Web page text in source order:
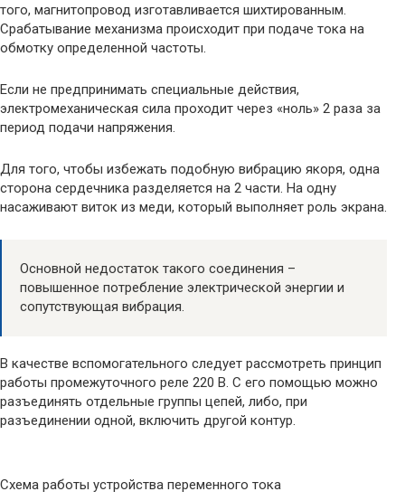
того, магнитопровод изготавливается шихтированным.
Срабатывание механизма происходит при подаче тока на
обмотку определенной частоты.
Если не предпринимать специальные действия,
электромеханическая сила проходит через «ноль» 2 раза за
период подачи напряжения.
Для того, чтобы избежать подобную вибрацию якоря, одна
сторона сердечника разделяется на 2 части. На одну
насаживают виток из меди, который выполняет роль экрана.
Основной недостаток такого соединения –
повышенное потребление электрической энергии и
сопутствующая вибрация.
В качестве вспомогательного следует рассмотреть принцип
работы промежуточного реле 220 В. С его помощью можно
разъединять отдельные группы цепей, либо, при
разъединении одной, включить другой контур.
Схема работы устройства переменного тока